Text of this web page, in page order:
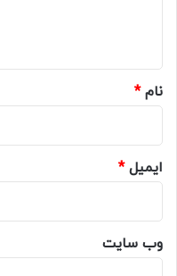
نام*
ایمیل*
وب‌ سایت